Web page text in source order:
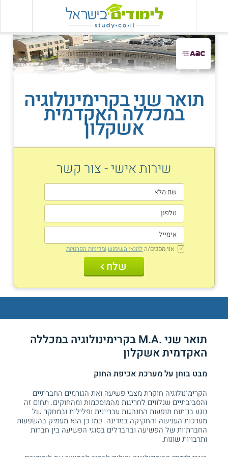
תואר שני בקרימינולוגיה
במכללה האקדמית
אשקלון
שירות אישי - צור קשר
אני מסכים/ה לתנאי השימוש ומדיניות הפרטיות
שלח
תואר שני .M.A בקרימינולוגיה במכללה
האקדמית אשקלון
מבט בוחן על מערכת אכיפת החוק
הקרימינולוגיה חוקרת מצבי פשיעה ואת הגורמים החברתיים
והסביבתיים שנלווים לחריגות מהמוסכמות ומהחוקים. תחום זה
נוגע בניתוח תופעות התנהגות עבריינית ופלילית ובמחקר של
מערכות הענישה והחקיקה במדינה. כמו כן הוא מעמיק בהשפעות
החברתיות של הפשיעה ובהבדלים בסוגי הפשיעה בין חברות
ותרבויות שונות.